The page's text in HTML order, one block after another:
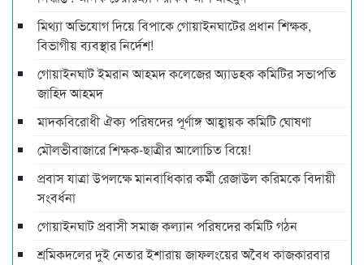
মিথ্যা অভিযোগ দিয়ে বিপাকে গোয়াইনঘাটের প্রধান শিক্ষক,
বিভাগীয় ব্যবস্থার নির্দেশ!
গোয়াইনঘাট ইমরান আহমদ কলেজের অ্যাডহক কমিটির সভাপতি
জাহিদ আহমদ
মাদকবিরোধী ঐক্য পরিষদের পূর্ণাঙ্গ আহ্বায়ক কমিটি ঘোষণা
মৌলভীবাজারে শিক্ষক-ছাত্রীর আলোচিত বিয়ে!
প্রবাস যাত্রা উপলক্ষে মানবাধিকার কর্মী রেজাউল করিমকে বিদায়ী
সংবর্ধনা
গোয়াইনঘাট প্রবাসী সমাজ কল্যান পরিষদের কমিটি গঠন
শ্রমিকদলের দুই নেতার ইশারায় জাফলংয়ের অবৈধ কাজকারবার